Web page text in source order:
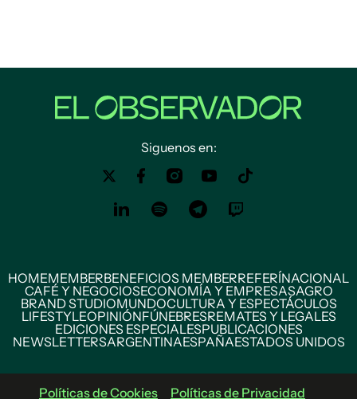
Siguenos en:
HOMEMEMBERBENEFICIOS MEMBERREFERÍNACIONAL
CAFÉ Y NEGOCIOSECONOMÍA Y EMPRESASAGRO
BRAND STUDIOMUNDOCULTURA Y ESPECTÁCULOS
LIFESTYLEOPINIÓNFÚNEBRESREMATES Y LEGALES
EDICIONES ESPECIALESPUBLICACIONES
NEWSLETTERSARGENTINAESPAÑAESTADOS UNIDOS
Políticas de Cookies Políticas de Privacidad